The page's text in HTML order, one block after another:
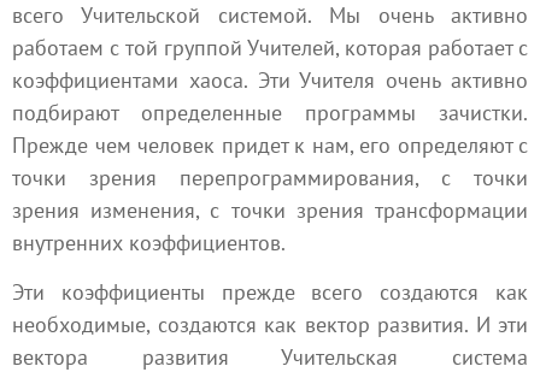
всего Учительской системой. Мы очень активно
работаем с той группой Учителей, которая работает с
коэффициентами хаоса. Эти Учителя очень активно
подбирают определенные программы зачистки.
Прежде чем человек придет к нам, его определяют с
точки зрения перепрограммирования, с точки
зрения изменения, с точки зрения трансформации
внутренних коэффициентов.
Эти коэффициенты прежде всего создаются как
необходимые, создаются как вектор развития. И эти
вектора развития Учительская система